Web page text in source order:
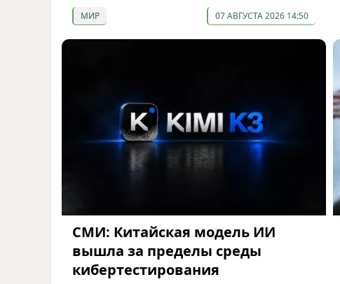
МИР 07 АВГУСТА 2026 14:50
СМИ: Китайская модель ИИ
вышла за пределы среды
кибертестирования